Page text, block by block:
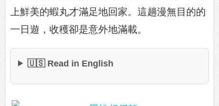
上鮮美的蝦丸才滿足地回家。這趟漫無目的的
一日遊，收穫卻是意外地滿載。
🇺🇸 Read in English